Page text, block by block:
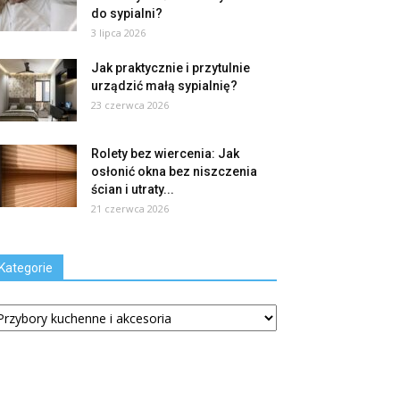
do sypialni?
3 lipca 2026
Jak praktycznie i przytulnie
urządzić małą sypialnię?
23 czerwca 2026
Rolety bez wiercenia: Jak
osłonić okna bez niszczenia
ścian i utraty...
21 czerwca 2026